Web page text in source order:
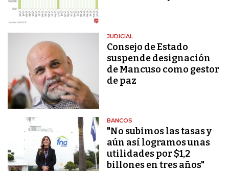
JUDICIAL
Consejo de Estado
suspende designación
de Mancuso como gestor
de paz
BANCOS
"No subimos las tasas y
aún así logramos unas
utilidades por $1,2
billones en tres años"